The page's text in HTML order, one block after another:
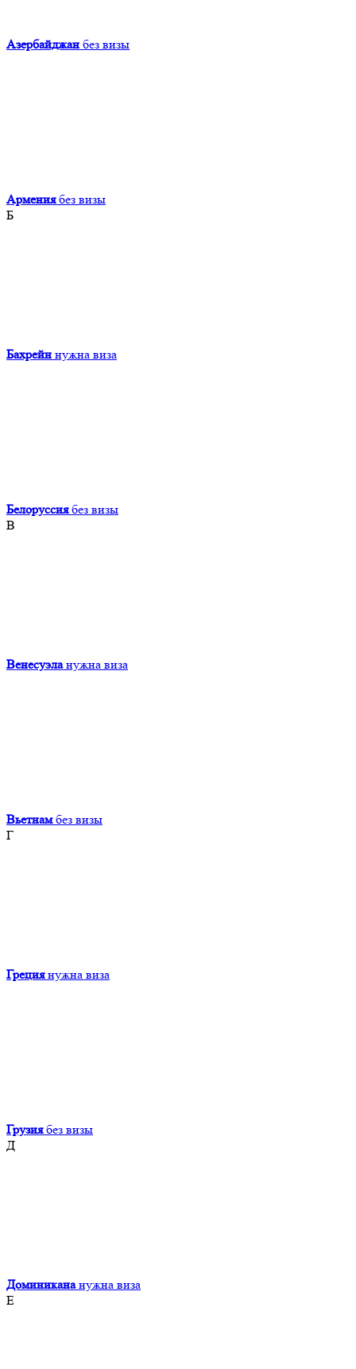
Азербайджан без визы
Армения без визы
Б
Бахрейн нужна виза
Белоруссия без визы
В
Венесуэла нужна виза
Вьетнам без визы
Г
Греция нужна виза
Грузия без визы
Д
Доминикана нужна виза
Е